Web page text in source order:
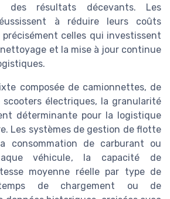
des résultats décevants. Les
à réduire leurs coûts
celles qui investissent
et la mise à jour continue
composée de camionnettes, de
électriques, la granularité
déterminante pour la logistique
Les systèmes de gestion de flotte
consommation de carburant ou
véhicule, la capacité de
moyenne réelle par type de
de chargement ou de